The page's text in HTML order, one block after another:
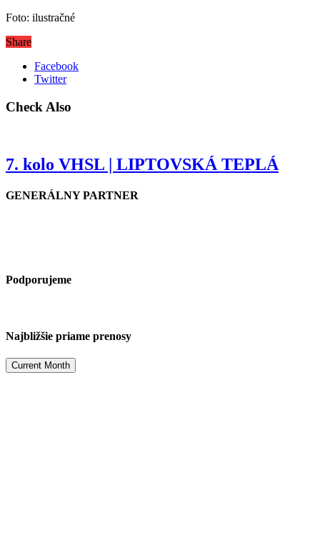
Foto: ilustračné
Share
Facebook
Twitter
Check Also
7. kolo VHSL | LIPTOVSKÁ TEPLÁ
GENERÁLNY PARTNER
Podporujeme
Najbližšie priame prenosy
Current Month